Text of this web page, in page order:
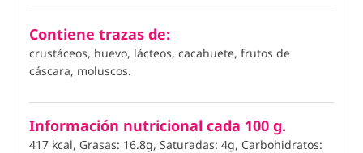
Contiene trazas de:
crustáceos, huevo, lácteos, cacahuete, frutos de
cáscara, moluscos.
Información nutricional cada 100 g.
417 kcal, Grasas: 16.8g, Saturadas: 4g, Carbohidratos: